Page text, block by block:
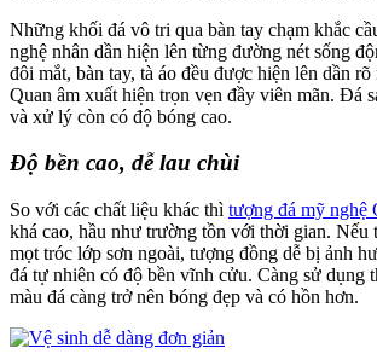
Những khối đá vô tri qua bàn tay chạm khắc
nghệ nhân dần hiện lên từng đường nét sống
đôi mắt, bàn tay, tà áo đều được hiện lên dần
Quan âm xuất hiện trọn vẹn đầy viên mãn. Đá
và xử lý còn có độ bóng cao.
Độ bền cao, dễ lau chùi
So với các chất liệu khác thì tượng đá mỹ nghệ
khá cao, hầu như trường tồn với thời gian. Nếu
mọt tróc lớp sơn ngoài, tượng đồng dễ bị ảnh
đá tự nhiên có độ bền vĩnh cửu. Càng sử dụng
màu đá càng trở nên bóng đẹp và có hồn hơn.